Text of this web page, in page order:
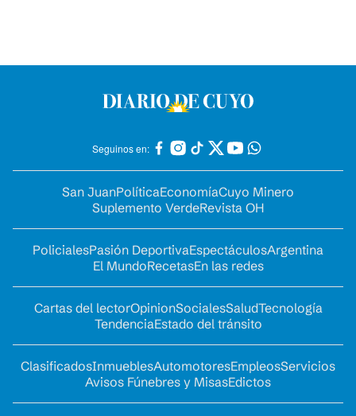
Seguinos en:
San JuanPolíticaEconomíaCuyo Minero
Suplemento VerdeRevista OH
PolicialesPasión DeportivaEspectáculosArgentina
El MundoRecetasEn las redes
Cartas del lectorOpinionSocialesSaludTecnología
TendenciaEstado del tránsito
ClasificadosInmueblesAutomotoresEmpleosServicios
Avisos Fúnebres y MisasEdictos